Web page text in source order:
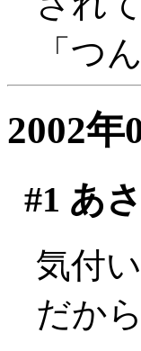
「つ
2002年
#1 あ
気付
だか